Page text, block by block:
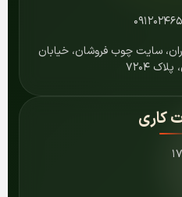
سایت چوب فروشان، خیابان
۷۲۰۴
کاری